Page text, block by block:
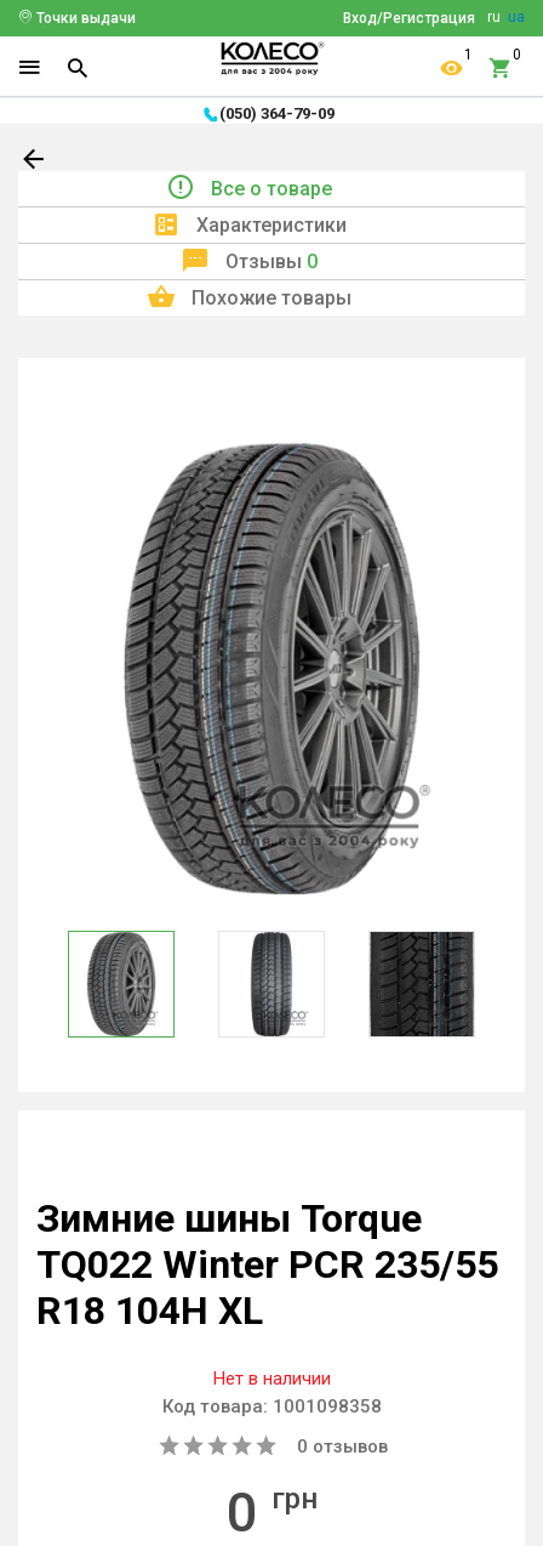
ru ua
Вход/Регистрация
Точки выдачи
1 0
(050) 364-79-09
Все о товаре
Характеристики
Отзывы 0
Похожие товары
Зимние шины Torque
TQ022 Winter PCR 235/55
R18 104H XL
Нет в наличии
Код товара: 1001098358
0 отзывов
0 грн